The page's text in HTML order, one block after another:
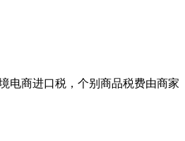
电商进口税，个别商品税费由商家